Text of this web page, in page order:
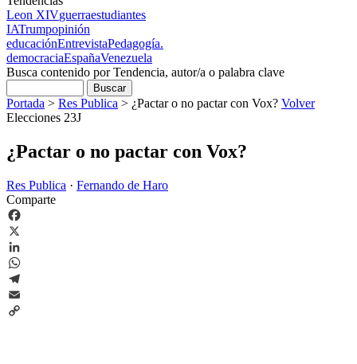
Leon XIVguerraestudiantes
IATrumpopinión
educaciónEntrevistaPedagogía.
democraciaEspañaVenezuela
Busca contenido por Tendencia, autor/a o palabra clave
Portada > Res Publica > ¿Pactar o no pactar con Vox? Volver
Elecciones 23J
¿Pactar o no pactar con Vox?
Res Publica · Fernando de Haro
Comparte
Facebook
X
LinkedIn
WhatsApp
Telegram
Email